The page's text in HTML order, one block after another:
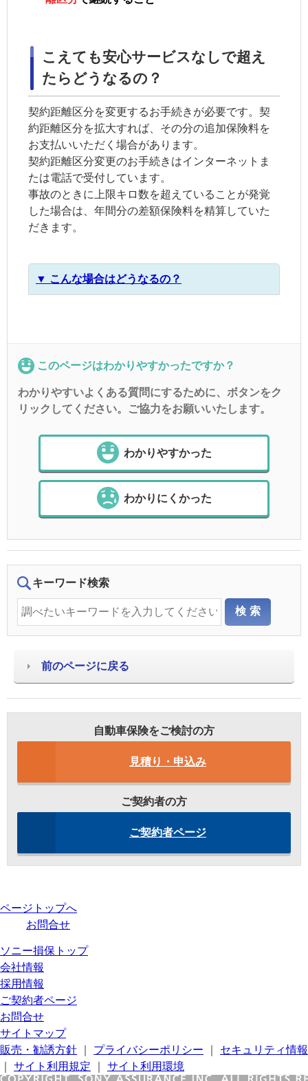
こえても安心サービスなしで超え
たらどうなるの？
契約距離区分を変更するお手続きが必要です。 契
約距離区分を拡大すれば、その分の追加保険料を
お支払いいただく場合があります。
契約距離区分変更のお手続きはインターネットま
たは電話で受付しています。
事故のときに上限キロ数を超えていることが発覚
した場合は、年間分の差額保険料を精算していた
だきます。
▼ こんな場合はどうなるの？
このページはわかりやすかったですか？
わかりやすいよくある質問にするために、ボタンをク
リックしてください。ご協力をお願いいたします。
わかりやすかった
わかりにくかった
キーワード検索
前のページに戻る
自動車保険をご検討の方
見積り・申込み
ご契約者の方
ご契約者ページ
ページトップへ
お問合せ
ソニー損保トップ
会社情報
採用情報
ご契約者ページ
お問合せ
サイトマップ
販売・勧誘方針
プライバシーポリシー
セキュリティ情報
サイト利用規定 サイト利用環境